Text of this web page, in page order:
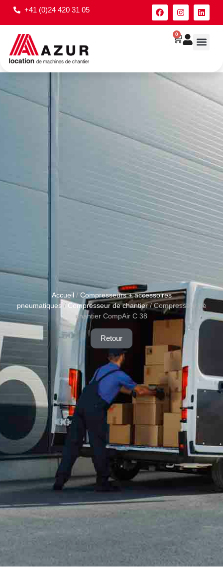
+41 (0)24 420 31 05
0
Accueil / Compresseurs + accessoires
pneumatiques/ Compresseur de chantier/ Compresseur de
chantier CompAir C 38
Retour